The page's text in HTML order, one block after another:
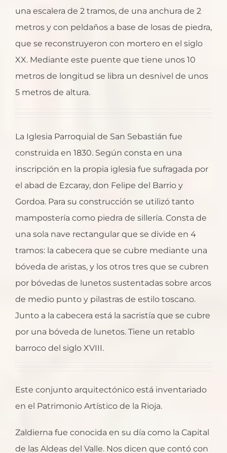
una escalera de 2 tramos, de una anchura de 2
metros y con peldaños a base de losas de piedra,
que se reconstruyeron con mortero en el siglo
XX. Mediante este puente que tiene unos 10
metros de longitud se libra un desnivel de unos
5 metros de altura.
La Iglesia Parroquial de San Sebastián fue
construida en 1830. Según consta en una
inscripción en la propia iglesia fue sufragada por
el abad de Ezcaray, don Felipe del Barrio y
Gordoa. Para su construcción se utilizó tanto
mampostería como piedra de sillería. Consta de
una sola nave rectangular que se divide en 4
tramos: la cabecera que se cubre mediante una
bóveda de aristas, y los otros tres que se cubren
por bóvedas de lunetos sustentadas sobre arcos
de medio punto y pilastras de estilo toscano.
Junto a la cabecera está la sacristía que se cubre
por una bóveda de lunetos. Tiene un retablo
barroco del siglo XVIII.
Este conjunto arquitectónico está inventariado
en el Patrimonio Artístico de la Rioja.
Zaldierna fue conocida en su día como la Capital
de las Aldeas del Valle. Nos dicen que contó con